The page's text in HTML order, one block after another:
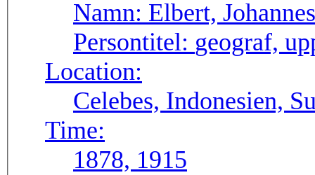
Namn: Elbert, Johannes
Persontitel: geograf,
Location:
Celebes, Indonesien,
Time:
1878, 1915